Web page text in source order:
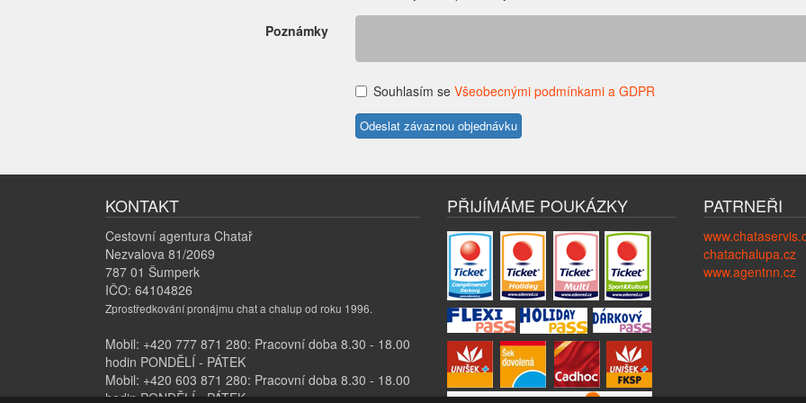
Poznámky
Souhlasím se Všeobecnými podmínkami a GDPR
KONTAKT
Cestovní agentura Chatař
Nezvalova 81/2069
787 01 Šumperk
IČO: 64104826
Zprostředkování pronájmu chat a chalup od roku 1996.
Mobil: +420 777 871 280: Pracovní doba 8.30 - 18.00
hodin PONDĚLÍ - PÁTEK
Mobil: +420 603 871 280: Pracovní doba 8.30 - 18.00
hodin PONDĚLÍ - PÁTEK
PŘIJÍMÁME POUKÁZKY PATRNEŘI
chatachalupa.cz
www.agentnn.cz